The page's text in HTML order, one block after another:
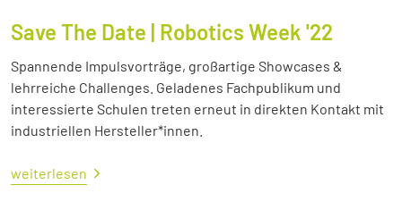
Save The Date | Robotics Week '22
Spannende Impulsvorträge, großartige Showcases &
lehrreiche Challenges. Geladenes Fachpublikum und
interessierte Schulen treten erneut in direkten Kontakt mit
industriellen Hersteller*innen.
weiterlesen